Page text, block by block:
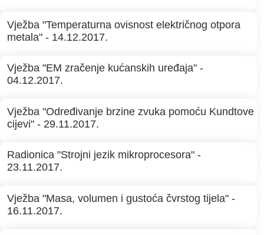
Vježba "Temperaturna ovisnost električnog otpora
metala" - 14.12.2017.
Vježba "EM zračenje kućanskih uređaja" -
04.12.2017.
Vježba "Određivanje brzine zvuka pomoću Kundtove
cijevi" - 29.11.2017.
Radionica "Strojni jezik mikroprocesora" -
23.11.2017.
Vježba "Masa, volumen i gustoća čvrstog tijela" -
16.11.2017.